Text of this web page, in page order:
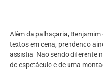
Além da palhaçaria,
textos em cena, prendendo
assistia. Não sendo diferente
do espetáculo e de uma